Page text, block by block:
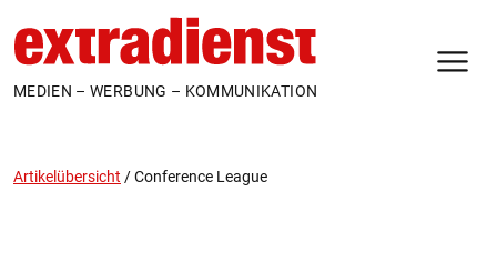
MEDIEN – WERBUNG – KOMMUNIKATION
Artikelübersicht /Conference League